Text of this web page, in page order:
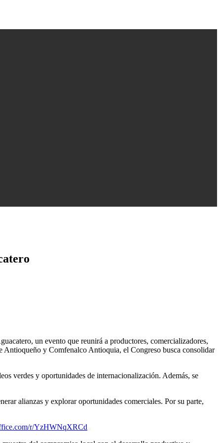
un evento que reunirá a productores, comercializadores,
Antioqueño y Comfenalco Antioquia, el Congreso busca consolidar
verdes y oportunidades de internacionalización. Además, se
alianzas y explorar oportunidades comerciales. Por su parte,
r/YzHWNqXRCd